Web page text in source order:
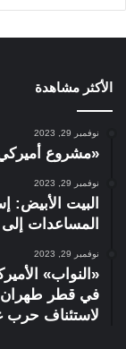
الأكثر مشاهدة
نوفمبر 29, 2023
«مشروع
نوفمبر 29, 2023
البيت
المساعدات
نوفمبر 29, 2023
في قطر
لاستئناف حرب